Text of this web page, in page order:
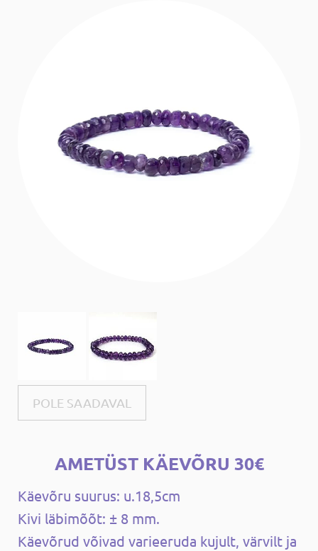
POLE SAADAVAL
AMETÜST KÄEVÕRU 30€
Käevõru suurus: u.18,5cm
Kivi läbimõõt: ± 8 mm.
Käevõrud võivad varieeruda kujult, värvilt ja